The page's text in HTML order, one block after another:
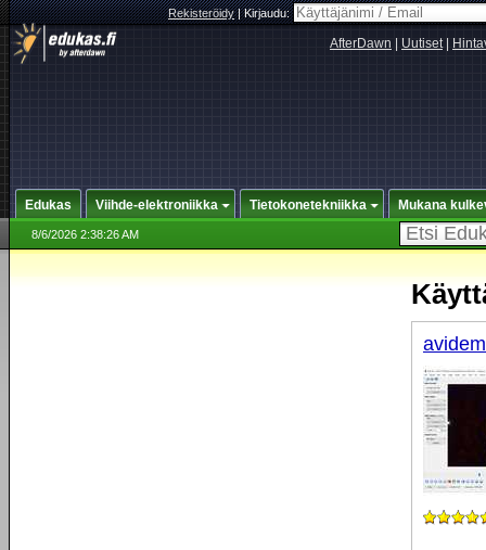
Rekisteröidy|Kirjaudu:
AfterDawn Uutiset|
Edukas Viihde-elektroniikka Tietokonetekniikka Mukana
8/6/2026 2:38:26 AM